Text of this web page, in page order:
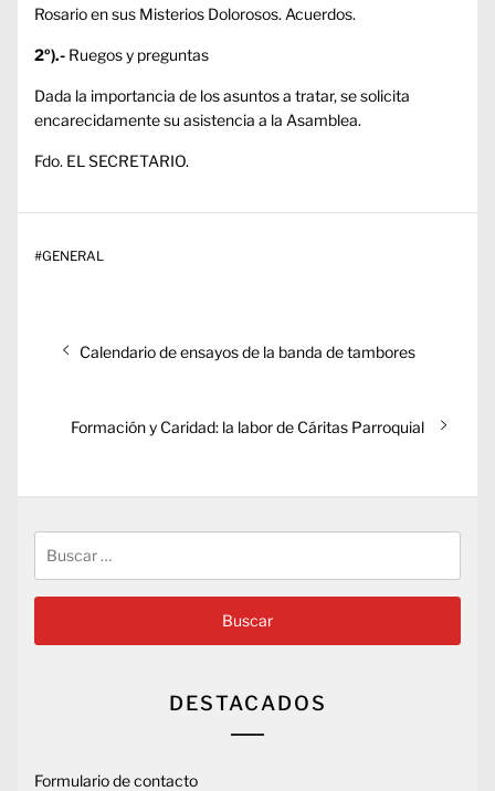
Rosario en sus Misterios Dolorosos. Acuerdos.
2º).- Ruegos y preguntas
Dada la importancia de los asuntos a tratar, se solicita
encarecidamente su asistencia a la Asamblea.
Fdo. EL SECRETARIO.
#GENERAL
Entrada
Calendario de ensayos de la banda de tambores
Entrada
Formación y Caridad: la labor de Cáritas Parroquial
DESTACADOS
Formulario de contacto